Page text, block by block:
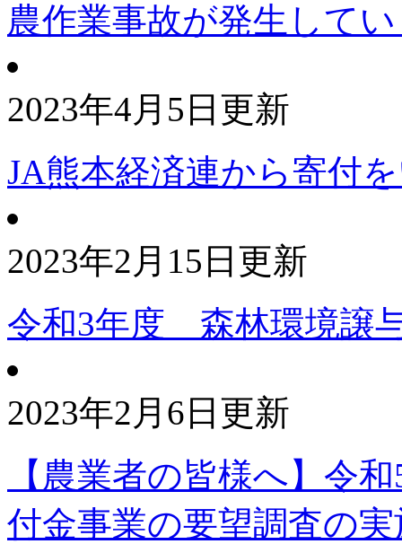
農作業事故が発生して
2023年4月5日更新
JA熊本経済連から寄付
2023年2月15日更新
令和3年度 森林環境譲
2023年2月6日更新
【農業者の皆様へ】令
付金事業の要望調査の